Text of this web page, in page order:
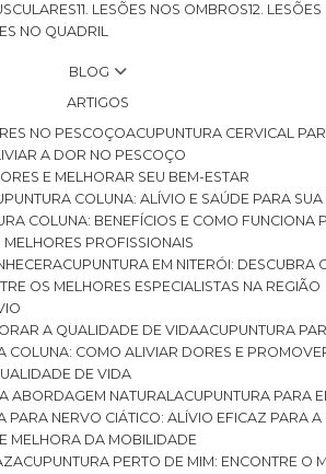
11. LESÕES NOS OMBROS 12.
NO QUADRIL
BLOG
ARTIGOS
NO PESCOÇO
ACUPUNTURA CERVICAL
A DOR NO PESCOÇO
E MELHORAR SEU BEM-ESTAR
COLUNA: ALÍVIO E SAÚDE PARA
COLUNA: BENEFÍCIOS E COMO FUNCIONA
MELHORES PROFISSIONAIS
ACUPUNTURA EM NITERÓI:
OS MELHORES ESPECIALISTAS NA REGIÃO
A QUALIDADE DE VIDA
ACUPUNTURA
COLUNA: COMO ALIVIAR DORES E
DE VIDA
ABORDAGEM NATURAL
ACUPUNTURA PARA
PARA NERVO CIÁTICO: ALÍVIO EFICAZ PARA
MELHORA DA MOBILIDADE
ACUPUNTURA PERTO DE MIM: ENCONTRE